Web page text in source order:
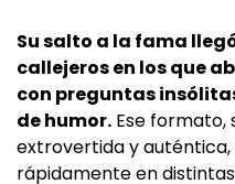
Su salto a la fama
callejeros en los que
con preguntas
de humor. Ese formato,
extrovertida y
rápidamente en